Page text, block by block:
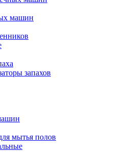
машин
запахов
мытья полов